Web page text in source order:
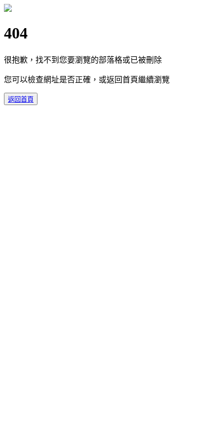
404
很抱歉，找不到您要瀏覽的部落格或已被刪除
您可以檢查網址是否正確，或返回首頁繼續瀏覽
返回首頁